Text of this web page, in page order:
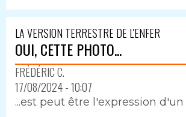
LA VERSION TERRESTRE DE L'ENFER
OUI, CETTE PHOTO...
FRÉDÉRIC C.
17/08/2024 - 10:07
...est peut être l'expression